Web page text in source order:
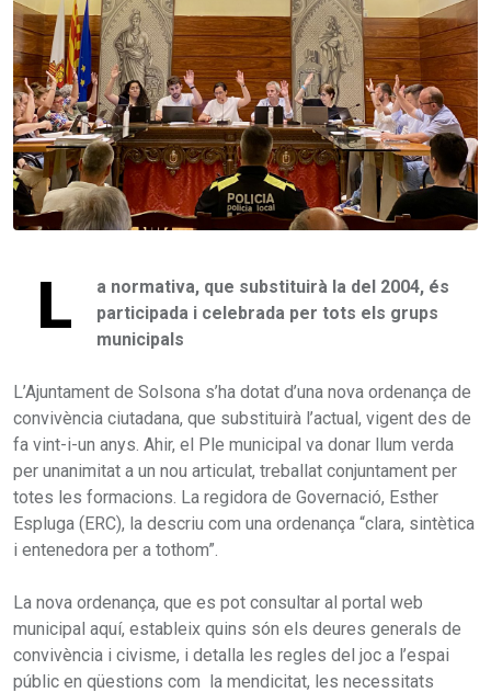
L
a normativa, que substituirà la del 2004, és
participada i celebrada per tots els grups
municipals
L’Ajuntament de Solsona s’ha dotat d’una nova ordenança de
convivència ciutadana, que substituirà l’actual, vigent des de
fa vint-i-un anys. Ahir, el Ple municipal va donar llum verda
per unanimitat a un nou articulat, treballat conjuntament per
totes les formacions. La regidora de Governació, Esther
Espluga (ERC), la descriu com una ordenança “clara, sintètica
i entenedora per a tothom”.
La nova ordenança, que es pot consultar al portal web
municipal aquí, estableix quins són els deures generals de
convivència i civisme, i detalla les regles del joc a l’espai
públic en qüestions com la mendicitat, les necessitats